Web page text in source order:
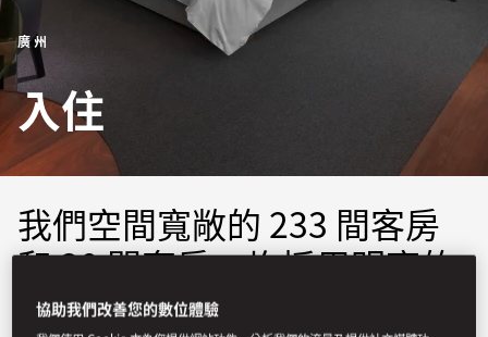
廣州
入住
我們空間寬敞的 233 間客房
和 30 間套房，均採用明亮的
現代裝潢設計，並可欣賞到廣
協助我們改善您的數位體驗